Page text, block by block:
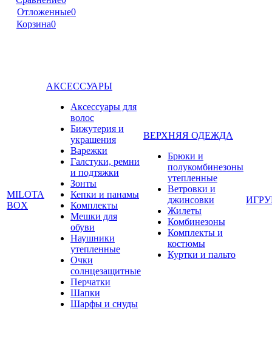
Отложенные0
Корзина0
MILOTA
BOX
АКСЕССУАРЫ
Аксессуары для
волос
Бижутерия и
украшения
Варежки
Галстуки, ремни
и подтяжки
Зонты
Кепки и панамы
Комплекты
Мешки для
обуви
Наушники
утепленные
Очки
солнцезащитные
Перчатки
Шапки
Шарфы и снуды
ВЕРХНЯЯ ОДЕЖДА
Брюки и
полукомбинезоны
утепленные
Ветровки и
джинсовки
Жилеты
Комбинезоны
Комплекты и
костюмы
Куртки и пальто